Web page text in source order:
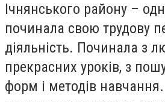
Ічнянського району –
починала свою трудову
діяльність. Починала з
прекрасних уроків, з
форм і методів